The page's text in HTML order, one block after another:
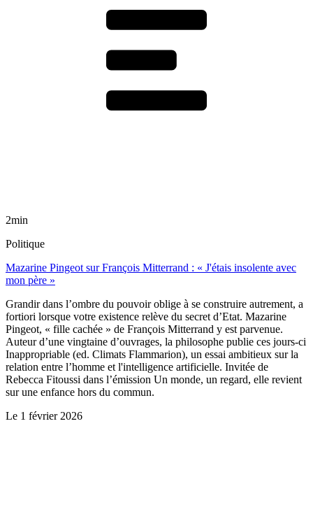
2min
Politique
Mazarine Pingeot sur François Mitterrand : « J'étais insolente avec
mon père »
Grandir dans l’ombre du pouvoir oblige à se construire autrement, a
fortiori lorsque votre existence relève du secret d’Etat. Mazarine
Pingeot, « fille cachée » de François Mitterrand y est parvenue.
Auteur d’une vingtaine d’ouvrages, la philosophe publie ces jours-ci
Inappropriable (ed. Climats Flammarion), un essai ambitieux sur la
relation entre l’homme et l'intelligence artificielle. Invitée de
Rebecca Fitoussi dans l’émission Un monde, un regard, elle revient
sur une enfance hors du commun.
Le 1 février 2026